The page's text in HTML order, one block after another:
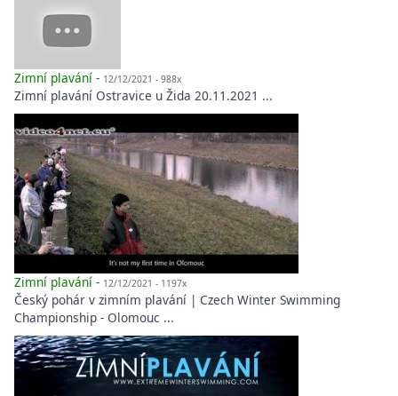
Zimní plavání - 12/12/2021 - 988x
Zimní plavání Ostravice u Žida 20.11.2021 ...
Zimní plavání - 12/12/2021 - 1197x
Český pohár v zimním plavání | Czech Winter Swimming
Championship - Olomouc ...